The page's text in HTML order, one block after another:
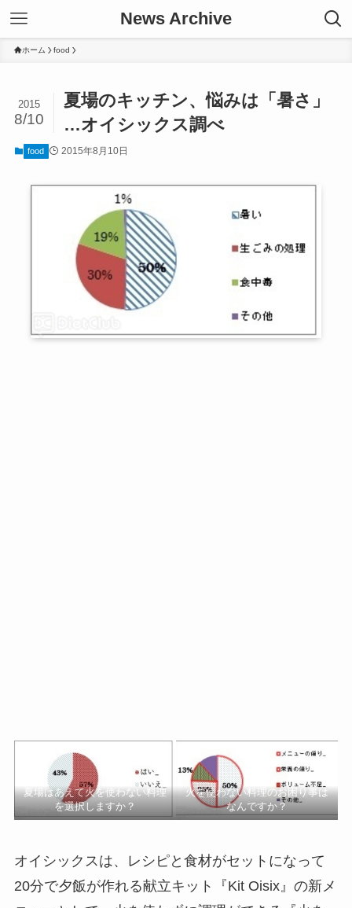
News Archive
ホーム food
夏場のキッチン、悩みは「暑さ」
…オイシックス調べ
2015
8/10
food 2015年8月10日
夏場はあえて火を使わない料理
を選択しますか？
火を使わない料理のお困り事は
なんですか？
オイシックスは、レシピと食材がセットになって
20分で夕飯が作れる献立キット『Kit Oisix』の新メ